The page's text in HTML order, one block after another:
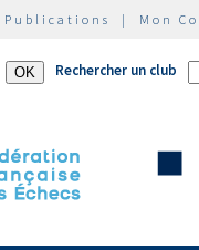
Publications | Mon
Rechercher un club